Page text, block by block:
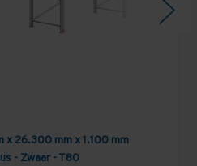
26.300 mm x 1.100 mm
- Zwaar - T80